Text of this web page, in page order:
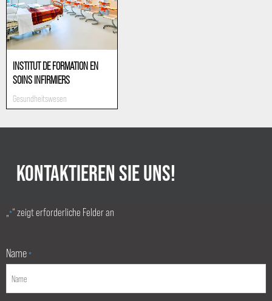
INSTITUT DE FORMATION EN
SOINS INFIRMIERS
Gesundheitswesen
KONTAKTIEREN SIE UNS!
„*“ zeigt erforderliche Felder an
Name *